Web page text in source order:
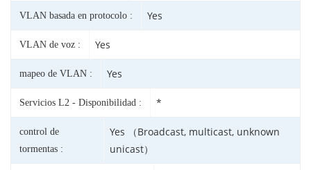
VLAN basada en protocolo : Yes
VLAN de voz : Yes
mapeo de VLAN : Yes
Servicios L2 - Disponibilidad : *
control de
tormentas :
Yes （Broadcast, multicast, unknown
unicast）